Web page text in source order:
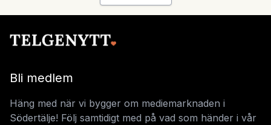
Bli medlem
Häng med när vi bygger om mediemarknaden i
Södertälje! Följ samtidigt med på vad som händer i vår